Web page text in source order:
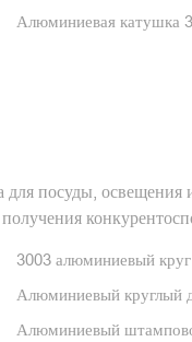
Алюминиевая катушка
для посуды,
3003 алюминиевый круг
Алюминиевый круглый
Алюминиевый